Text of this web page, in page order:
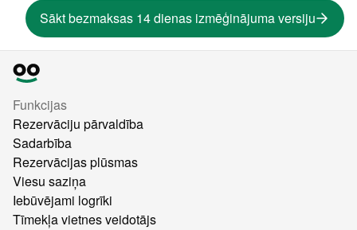
Sākt bezmaksas 14 dienas izmēģinājuma versiju
Funkcijas
Rezervāciju pārvaldība
Sadarbība
Rezervācijas plūsmas
Viesu saziņa
Iebūvējami logrīki
Tīmekļa vietnes veidotājs